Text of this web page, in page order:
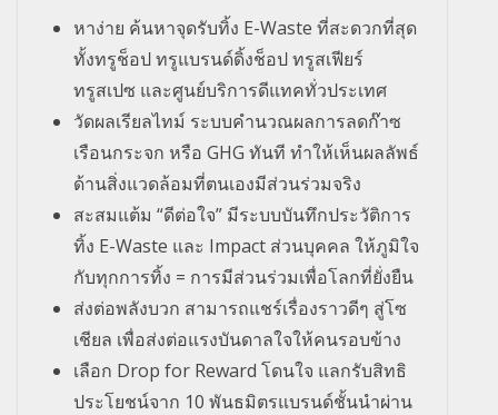
หาง่าย ค้นหาจุดรับทิ้ง E-Waste ที่สะดวกที่สุด
ทั้งทรูช็อป ทรูแบรนด์ดิ้งช็อป ทรูสเฟียร์
ทรูสเปซ และศูนย์บริการดีแทคทั่วประเทศ
วัดผลเรียลไทม์ ระบบคำนวณผลการลดก๊าซ
เรือนกระจก หรือ GHG ทันที ทำให้เห็นผลลัพธ์
ด้านสิ่งแวดล้อมที่ตนเองมีส่วนร่วมจริง
สะสมแต้ม “ดีต่อใจ” มีระบบบันทึกประวัติการ
ทิ้ง E-Waste และ Impact ส่วนบุคคล ให้ภูมิใจ
กับทุกการทิ้ง = การมีส่วนร่วมเพื่อโลกที่ยั่งยืน
ส่งต่อพลังบวก สามารถแชร์เรื่องราวดีๆ สู่โซ
เชียล เพื่อส่งต่อแรงบันดาลใจให้คนรอบข้าง
เลือก Drop for Reward โดนใจ แลกรับสิทธิ
ประโยชน์จาก 10 พันธมิตรแบรนด์ชั้นนำผ่าน